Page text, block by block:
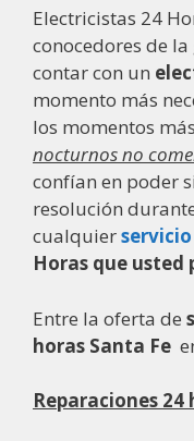
Electricistas 24
conocedores de
contar con un
momento más
los momentos
nocturnos no
confían en poder
resolución
cualquier
Horas que
Entre la oferta de
horas Santa Fe
Reparaciones 24